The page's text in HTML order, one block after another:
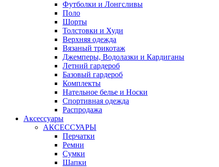
Футболки и Лонгсливы
Поло
Шорты
Толстовки и Худи
Верхняя одежда
Вязаный трикотаж
Джемперы, Водолазки и Кардиганы
Летний гардероб
Базовый гардероб
Комплекты
Нательное белье и Носки
Спортивная одежда
Распродажа
Аксессуары
АКСЕССУАРЫ
Перчатки
Ремни
Сумки
Шапки